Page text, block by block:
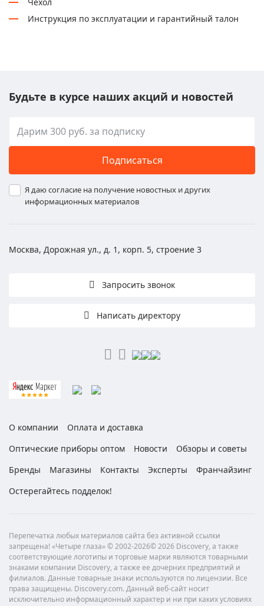
Инструкция по эксплуатации и гарантийный талон
Будьте в курсе наших акций и новостей
Подписаться
Я даю согласие на получение новостных и других
информационных материалов
Москва, Дорожная ул., д. 1, корп. 5, строение 3
Запросить звонок
Написать директору
О компании
Оплата и доставка
Оптические приборы оптом
Новости
Обзоры и советы
Бренды
Магазины Контакты Эксперты
Франчайзинг
Остерегайтесь подделок!
Перепечатка любых материалов сайта без активной ссылки
запрещена! «Четыре глаза» © 2002-2026© 2026 Discovery, а также
соответствующие логотипы и торговые марки являются товарными
знаками компании Discovery, а также ее дочерних предприятий и
филиалов. Данные товарные знаки используются по лицензии. Все
права защищены. Discovery.com. Данный веб-сайт носит
исключительно информационный характер и ни при каких условиях